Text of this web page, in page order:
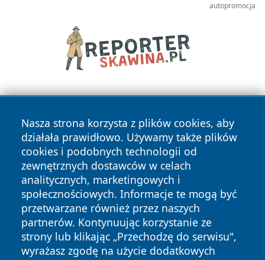
autopromocja
Nasza strona korzysta z plików cookies, aby
działała prawidłowo. Używamy także plików
cookies i podobnych technologii od
zewnętrznych dostawców w celach
analitycznych, marketingowych i
społecznościowych. Informacje te mogą być
przetwarzane również przez naszych
partnerów. Kontynuując korzystanie ze
strony lub klikając „Przechodzę do serwisu",
wyrażasz zgodę na użycie dodatkowych
Copyright © 2026 lubliniec360.pl Wszystkie prawa
zastrzeżone.
News Autorzy
Polityka
Prywatności
Polityka
Cookies